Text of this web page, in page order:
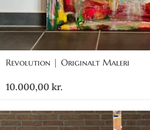
Revolution | Originalt Maleri
10.000,00 kr.